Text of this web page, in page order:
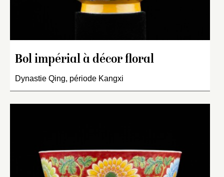
Bol impérial à décor floral
Dynastie Qing, période Kangxi